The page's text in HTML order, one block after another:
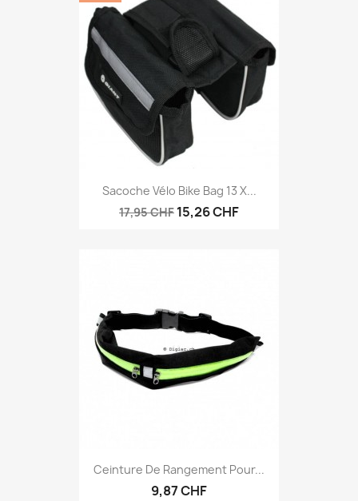
Sacoche Vélo Bike Bag 13 X...
17,95 CHF 15,26 CHF
Ceinture De Rangement Pour...
9,87 CHF